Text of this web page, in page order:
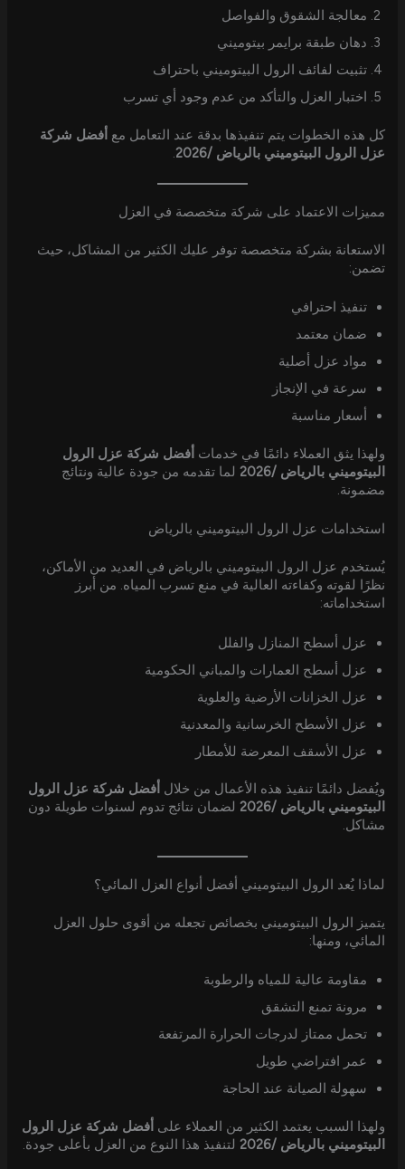
معالجة الشقوق والفواصل
دهان طبقة برايمر بيتوميني
تثبيت لفائف الرول البيتوميني باحتراف
اختبار العزل والتأكد من عدم وجود أي تسرب
كل هذه الخطوات يتم تنفيذها بدقة عند التعامل مع أفضل شركة
عزل الرول البيتوميني بالرياض /2026
مميزات الاعتماد على شركة متخصصة في العزل
الاستعانة بشركة متخصصة توفر عليك الكثير من المشاكل، حيث
تضمن:
تنفيذ احترافي
ضمان معتمد
مواد عزل أصلية
سرعة في الإنجاز
أسعار مناسبة
ولهذا يثق العملاء دائمًا في خدمات أفضل شركة عزل الرول
البيتوميني بالرياض /2026
لما تقدمه من جودة عالية ونتائج
مضمونة.
استخدامات عزل الرول البيتوميني بالرياض
يُستخدم عزل الرول البيتوميني بالرياض في العديد من الأماكن،
نظرًا لقوته وكفاءته العالية في منع تسرب المياه. من أبرز
استخداماته:
عزل أسطح المنازل والفلل
عزل أسطح العمارات والمباني الحكومية
عزل الخزانات الأرضية والعلوية
عزل الأسطح الخرسانية والمعدنية
عزل الأسقف المعرضة للأمطار
ويُفضل دائمًا تنفيذ هذه الأعمال من خلال أفضل شركة عزل الرول
البيتوميني بالرياض /2026
لضمان نتائج تدوم لسنوات طويلة دون
مشاكل.
لماذا يُعد الرول البيتوميني أفضل أنواع العزل المائي؟
يتميز الرول البيتوميني بخصائص تجعله من أقوى حلول العزل
المائي، ومنها:
مقاومة عالية للمياه والرطوبة
مرونة تمنع التشقق
تحمل ممتاز لدرجات الحرارة المرتفعة
عمر افتراضي طويل
سهولة الصيانة عند الحاجة
ولهذا السبب يعتمد الكثير من العملاء على أفضل شركة عزل الرول
البيتوميني بالرياض /2026
لتنفيذ هذا النوع من العزل بأعلى جودة.